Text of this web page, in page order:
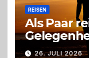
REISEN
Als Paar
zu26. JULI 2026